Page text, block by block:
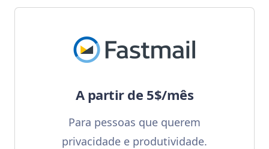
A partir de 5$/mês
Para pessoas que querem
privacidade e produtividade.